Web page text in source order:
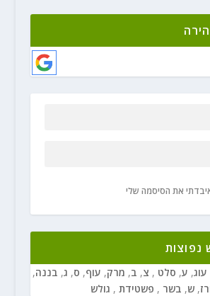
את הסיסמה שלי
נפוצות
עוג, ע, סלט , צ, ב, מרק, עוף, ס, ג, בננה,
, ש, בשר , פשטידת , גולש